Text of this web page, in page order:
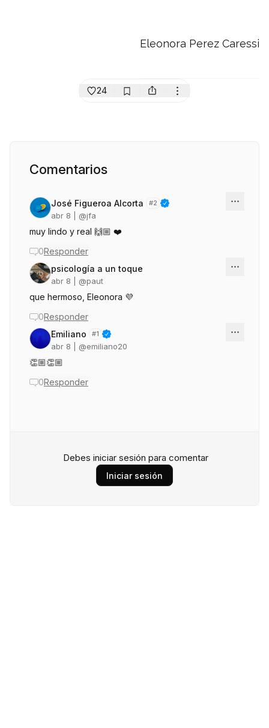
Eleonora Perez Caressi
24
Comentarios
José Figueroa Alcorta #2
abr 8 | @jfa
muy lindo y real 🙌🏼 ❤️
0Responder
psicología a un toque
abr 8 | @paut
que hermoso, Eleonora 💜
0Responder
Emiliano
#1
abr 8 | @emiliano20
👏🏼👏🏼
0Responder
Debes iniciar sesión para comentar
Iniciar sesión